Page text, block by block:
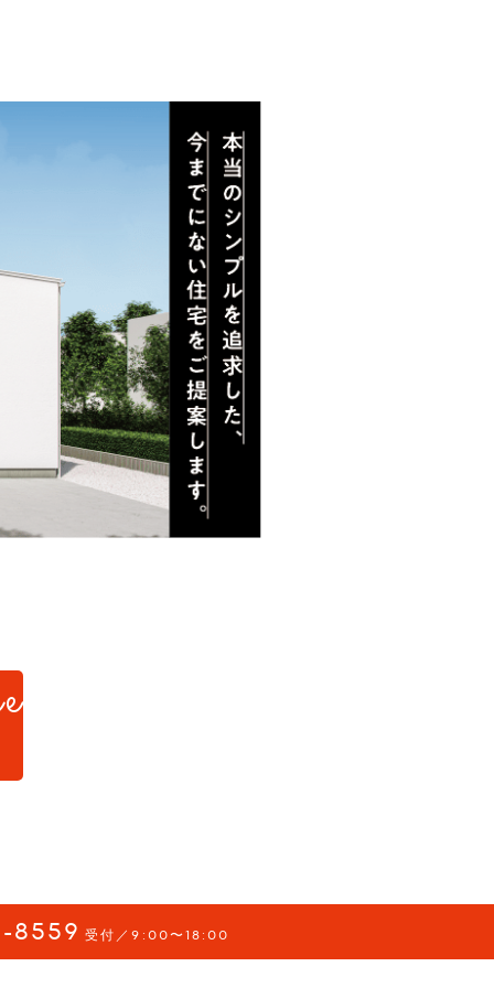
8559 受付／9:00〜18:00